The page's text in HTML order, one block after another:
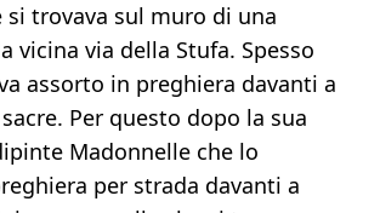
si trovava sul muro di una
vicina via della Stufa. Spesso
assorto in preghiera davanti a
Per questo dopo la sua
Madonnelle che lo
per strada davanti a